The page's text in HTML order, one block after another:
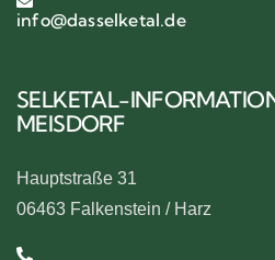
info@dasselketal.de
SELKETAL-
MEISDORF
Hauptstraße 31
06463 Falkenstein / Harz